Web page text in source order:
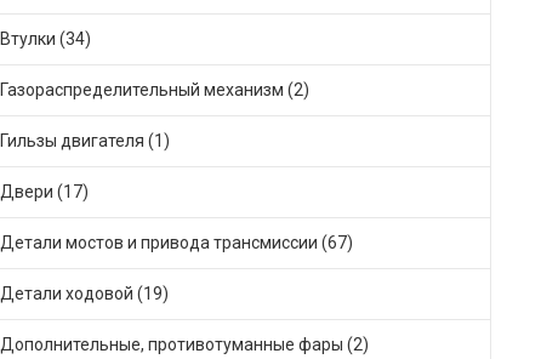
Втулки (34)
Газораспределительный механизм (2)
Гильзы двигателя (1)
Двери (17)
Детали мостов и привода трансмиссии (67)
Детали ходовой (19)
Дополнительные, противотуманные фары (2)